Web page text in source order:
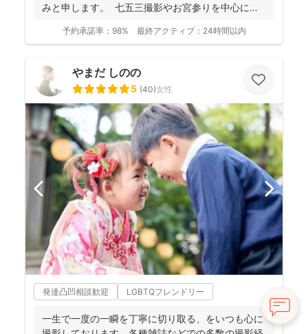
みと申します。 七五三撮影やお宮参りを中心に家
予約承諾率： 98% 最終アクティブ： 24時間以内
やまだ しのの
5 (40)女性
発達凸凹相談歓迎 LGBTQフレンドリー
一生で一度の一瞬を丁寧に切り取る、をいつも心に